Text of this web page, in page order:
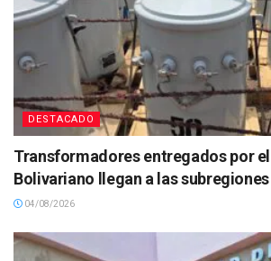
DESTACADO
Transformadores entregados por
Bolivariano llegan a las
04/08/2026